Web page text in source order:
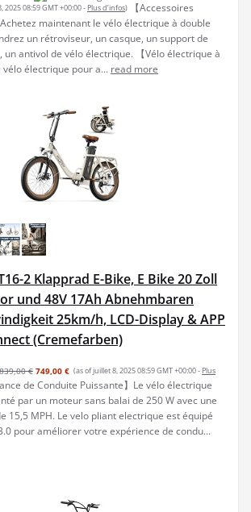
2025 08:59 GMT +00:00 - Plus d’infos)
【Accessoires
maintenant le vélo électrique à double
un rétroviseur, un casque, un support de
antivol de vélo électrique. 【Vélo électrique à
électrique pour a... read more
2 Klapprad E-Bike, E Bike 20 Zoll
und 48V 17Ah Abnehmbaren
25km/h, LCD-Display & APP
(Cremefarben)
839,00 € 749,00 € (as of juillet 8, 2025 08:59 GMT +00:00 - Plus
de Conduite Puissante】Le vélo électrique
par un moteur sans balai de 250 W avec une
15,5 MPH. Le velo pliant electrique est équipé
pour améliorer votre expérience de condu...